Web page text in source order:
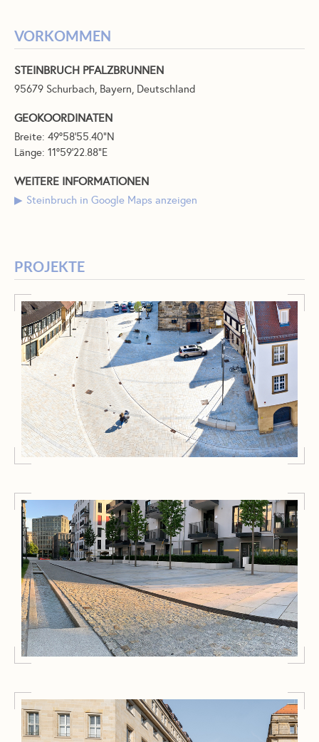
VORKOMMEN
STEINBRUCH PFALZBRUNNEN
95679 Schurbach, Bayern, Deutschland
GEOKOORDINATEN
Breite: 49°58'55.40"N
Länge: 11°59'22.88"E
WEITERE INFORMATIONEN
Steinbruch in Google Maps anzeigen
PROJEKTE
Außenanlagen
Marktplatz Hallstadt
Außenanlagen
Wohnensemble „No.1 Charlottenburg“